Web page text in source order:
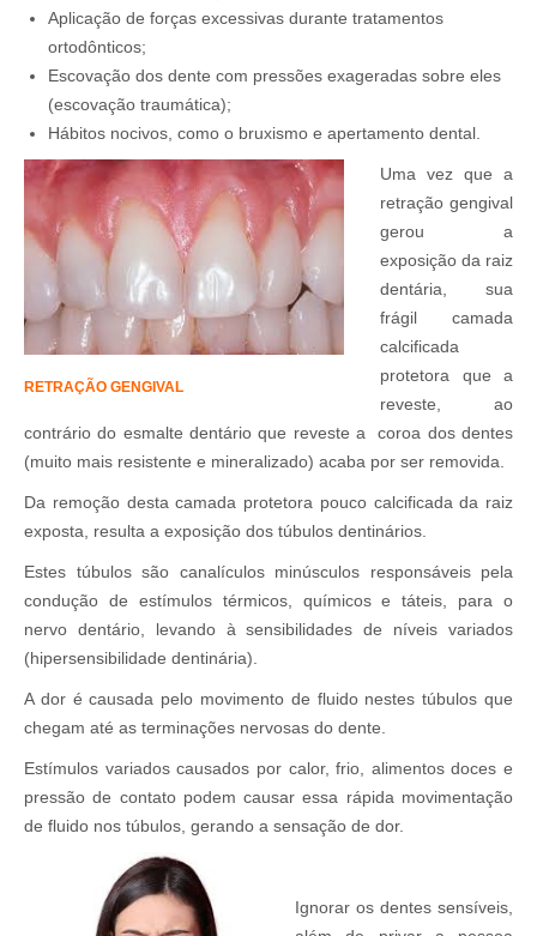
Aplicação de forças excessivas durante tratamentos
ortodônticos;
Escovação dos dente com pressões exageradas sobre eles
(escovação traumática);
Hábitos nocivos, como o bruxismo e apertamento dental.
RETRAÇÃO GENGIVAL
Uma vez que a
retração gengival
gerou a
exposição da raiz
dentária, sua
frágil camada
calcificada
protetora que a
reveste, ao
contrário do esmalte dentário que reveste a coroa dos dentes
(muito mais resistente e mineralizado) acaba por ser removida.
Da remoção desta camada protetora pouco calcificada da raiz
exposta, resulta a exposição dos túbulos dentinários.
Estes túbulos são canalículos minúsculos responsáveis pela
condução de estímulos térmicos, químicos e táteis, para o
nervo dentário, levando à sensibilidades de níveis variados
(hipersensibilidade dentinária).
A dor é causada pelo movimento de fluido nestes túbulos que
chegam até as terminações nervosas do dente.
Estímulos variados causados por calor, frio, alimentos doces e
pressão de contato podem causar essa rápida movimentação
de fluido nos túbulos, gerando a sensação de dor.
Ignorar os dentes sensíveis,